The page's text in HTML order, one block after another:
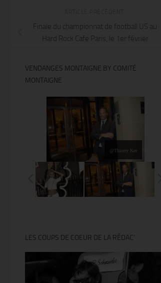
Finale du championnat de football US au
Hard Rock Cafe Paris, le 1er février
VENDANGES MONTAIGNE BY COMITÉ
MONTAIGNE
LES COUPS DE COEUR DE LA RÉDAC’